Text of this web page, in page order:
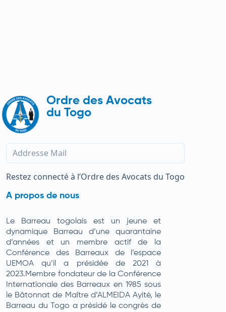
Ordre des Avocats
du Togo
Restez connecté à l’Ordre des Avocats du Togo
A propos de nous
Le Barreau togolais est un jeune et
dynamique Barreau d’une quarantaine
d’années et un membre actif de la
Conférence des Barreaux de l’espace
UEMOA qu’il a présidée de 2021 à
2023.Membre fondateur de la Conférence
Internationale des Barreaux en 1985 sous
le Bâtonnat de Maître d’ALMEIDA Ayité, le
Barreau du Togo a présidé le congrès de